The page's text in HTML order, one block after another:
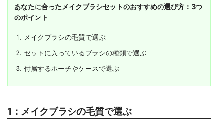
あなたに合ったメイクブラシセットのおすすめの選び方：3つ
のポイント
メイクブラシの毛質で選ぶ
セットに入っているブラシの種類で選ぶ
付属するポーチやケースで選ぶ
1：メイクブラシの毛質で選ぶ